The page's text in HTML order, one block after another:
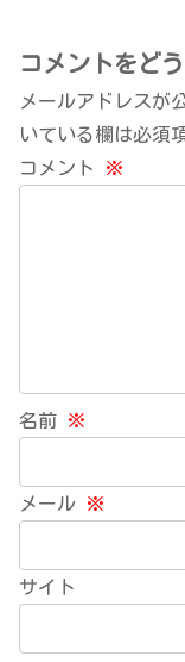
コメントをど
メールアドレスが
いている欄は必須
コメント
※
名前 ※
メール ※
サイト